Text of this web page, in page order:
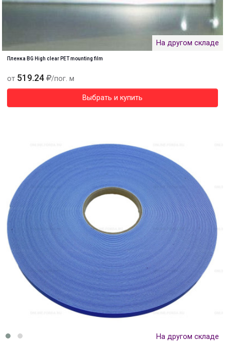
На другом складе
Пленка BG High clear PET mounting film
от 519.24 /пог. м
Выбрать и купить
На другом складе